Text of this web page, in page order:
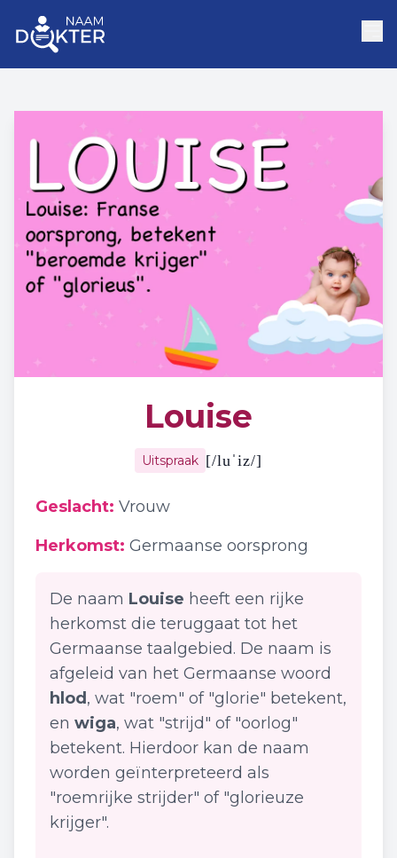
Louise
Uitspraak [/luˈiz/]
Geslacht: Vrouw
Herkomst: Germaanse oorsprong
De naam Louise heeft een rijke
herkomst die teruggaat tot het
Germaanse taalgebied. De naam is
afgeleid van het Germaanse woord
hlod , wat "roem" of "glorie" betekent,
en wiga, wat "strijd" of "oorlog"
betekent. Hierdoor kan de naam
worden geïnterpreteerd als
"roemrijke strijder" of "glorieuze
krijger".